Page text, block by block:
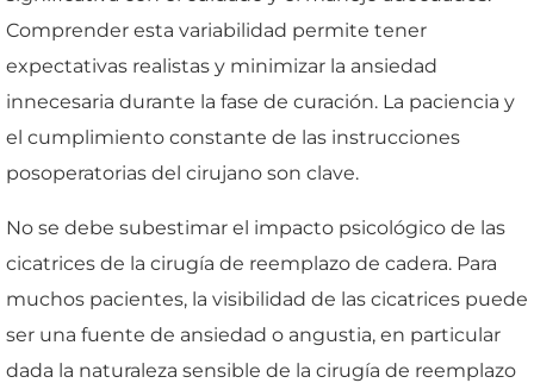
Comprender esta variabilidad permite tener
expectativas realistas y minimizar la ansiedad
innecesaria durante la fase de curación. La paciencia y
el cumplimiento constante de las instrucciones
posoperatorias del cirujano son clave.
No se debe subestimar el impacto psicológico de las
cicatrices de la cirugía de reemplazo de cadera. Para
muchos pacientes, la visibilidad de las cicatrices puede
ser una fuente de ansiedad o angustia, en particular
dada la naturaleza sensible de la cirugía de reemplazo